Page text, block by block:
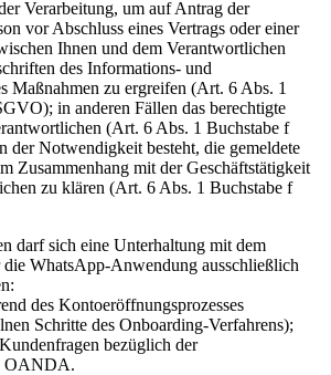
Verarbeitung, um auf Antrag der
vor Abschluss eines Vertrags oder einer
Ihnen und dem Verantwortlichen
des Informations- und
Maßnahmen zu ergreifen (Art. 6 Abs. 1
in anderen Fällen das berechtigte
(Art. 6 Abs. 1 Buchstabe f
der Notwendigkeit besteht, die gemeldete
Zusammenhang mit der Geschäftstätigkeit
zu klären (Art. 6 Abs. 1 Buchstabe f
darf sich eine Unterhaltung mit dem
WhatsApp-Anwendung ausschließlich
des Kontoeröffnungsprozesses
Schritte des Onboarding-Verfahrens);
bezüglich der
OANDA.